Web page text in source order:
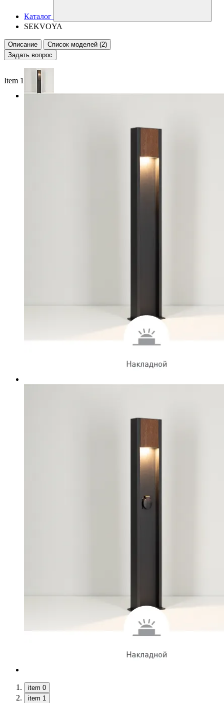
Каталог
SEKVOYA
Описание
Список моделей (2)
Задать вопрос
Item 1 of 2
item 0
item 1